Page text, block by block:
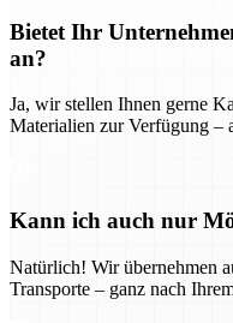
Bietet Ihr
an?
Ja, wir stellen Ihnen gerne
Materialien zur Verfügung –
Kann ich auch nur
Natürlich! Wir übernehmen
Transporte – ganz nach